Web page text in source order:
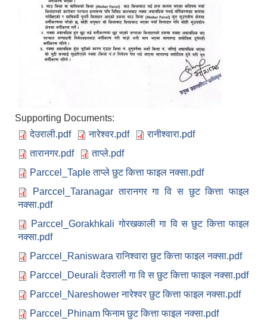
Supporting Documents:
देउराली.pdf
नारेश्वर.pdf
रानीश्वारा.pdf
तारानगर.pdf
ताप्ले.pdf
Parccel_Taple ताप्ले छुट कित्ता फाइल नक्सा.pdf
Parccel_Taranagar तारानगर गा वि स छुट कित्ता फाइल
नक्सा.pdf
Parccel_Gorakhkali गोरखकाली गा वि स छुट कित्ता फाइल
नक्सा.pdf
Parccel_Raniswara रानिश्वारा छुट कित्ता फाइल नक्सा.pdf
Parccel_Deurali देउराली गा वि स छुट कित्ता फाइल नक्सा.pdf
Parccel_Nareshower नारेश्वर छुट कित्ता फाइल नक्सा.pdf
Parccel_Phinam फिनाम छुट कित्ता फाइल नक्सा.pdf